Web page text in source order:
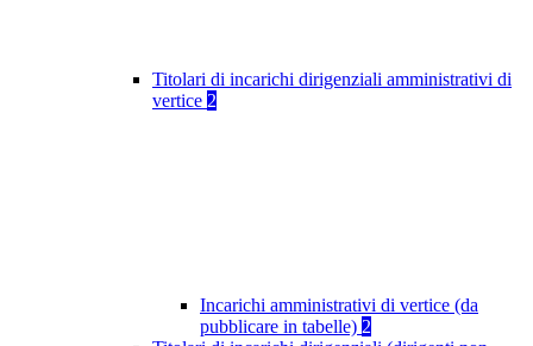
Titolari di incarichi dirigenziali amministrativi di
vertice 2
Incarichi amministrativi di vertice (da
pubblicare in tabelle) 2